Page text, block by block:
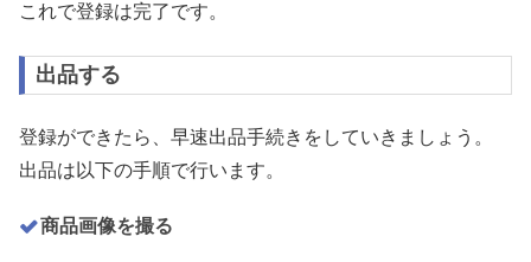
これで登録は完了です。
出品する
登録ができたら、早速出品手続きをしていきましょう。
出品は以下の手順で行います。
商品画像を撮る